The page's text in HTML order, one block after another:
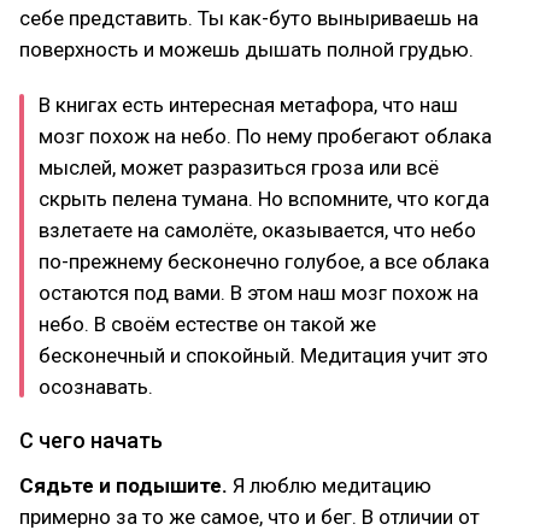
себе представить. Ты как-буто выныриваешь на
поверхность и можешь дышать полной грудью.
В книгах есть интересная метафора, что наш
мозг похож на небо. По нему пробегают облака
мыслей, может разразиться гроза или всё
скрыть пелена тумана. Но вспомните, что когда
взлетаете на самолёте, оказывается, что небо
по-прежнему бесконечно голубое, а все облака
остаются под вами. В этом наш мозг похож на
небо. В своём естестве он такой же
бесконечный и спокойный. Медитация учит это
осознавать.
С чего начать
Сядьте и подышите. Я люблю медитацию
примерно за то же самое, что и бег. В отличии от